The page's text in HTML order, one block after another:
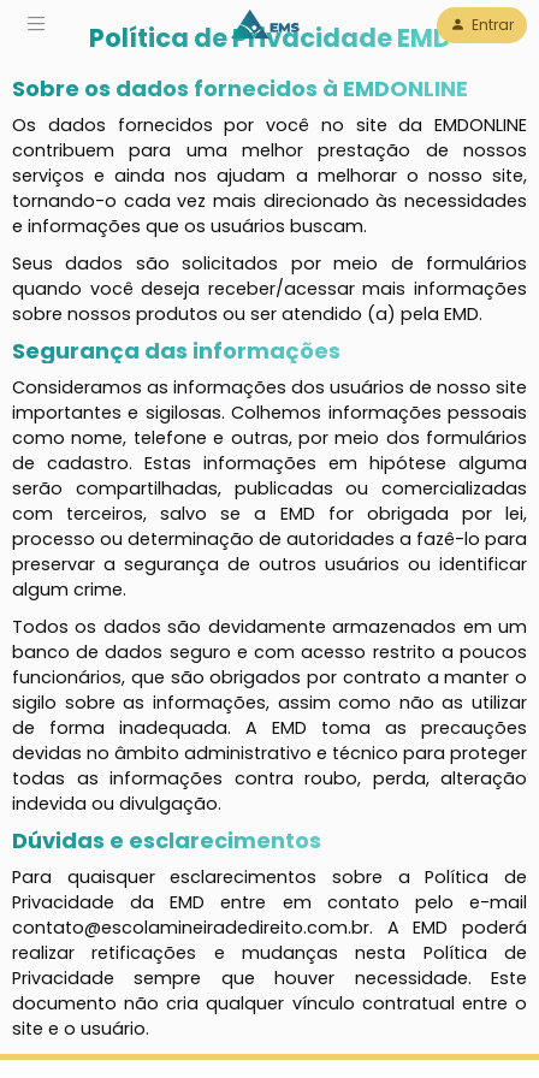
Entrar
Política de Privacidade EMD
Sobre os dados fornecidos à EMDONLINE
Os dados fornecidos por você no site da EMDONLINE
contribuem para uma melhor prestação de nossos
serviços e ainda nos ajudam a melhorar o nosso site,
tornando-o cada vez mais direcionado às necessidades
e informações que os usuários buscam.
Seus dados são solicitados por meio de formulários
quando você deseja receber/acessar mais informações
sobre nossos produtos ou ser atendido (a) pela EMD.
Segurança das informações
Consideramos as informações dos usuários de nosso site
importantes e sigilosas. Colhemos informações pessoais
como nome, telefone e outras, por meio dos formulários
de cadastro. Estas informações em hipótese alguma
serão compartilhadas, publicadas ou comercializadas
com terceiros, salvo se a EMD for obrigada por lei,
processo ou determinação de autoridades a fazê-lo para
preservar a segurança de outros usuários ou identificar
algum crime.
Todos os dados são devidamente armazenados em um
banco de dados seguro e com acesso restrito a poucos
funcionários, que são obrigados por contrato a manter o
sigilo sobre as informações, assim como não as utilizar
de forma inadequada. A EMD toma as precauções
devidas no âmbito administrativo e técnico para proteger
todas as informações contra roubo, perda, alteração
indevida ou divulgação.
Dúvidas e esclarecimentos
Para quaisquer esclarecimentos sobre a Política de
Privacidade da EMD entre em contato pelo e-mail
contato@escolamineiradedireito.com.br. A EMD poderá
realizar retificações e mudanças nesta Política de
Privacidade sempre que houver necessidade. Este
documento não cria qualquer vínculo contratual entre o
site e o usuário.